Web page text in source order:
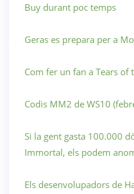
Buy durant poc temps
Geras es prepara per a
Com fer un fan a Tears of
Codis MM2 de WS10
Si la gent gasta 100.000
Immortal, els podem
Els desenvolupadors de